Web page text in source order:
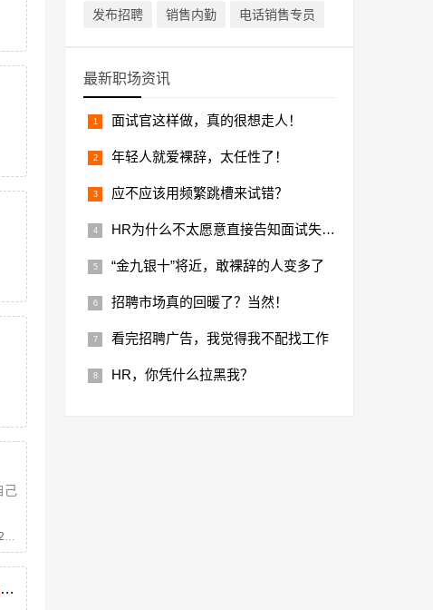
己
发布招聘 销售内勤 电话销售专员
最新职场资讯
面试官这样做，真的很想走人！
年轻人就爱裸辞，太任性了！
应不应该用频繁跳槽来试错？
HR为什么不太愿意直接告知面试失败结果？
“金九银十”将近，敢裸辞的人变多了
招聘市场真的回暖了？当然！
看完招聘广告，我觉得我不配找工作
HR，你凭什么拉黑我？